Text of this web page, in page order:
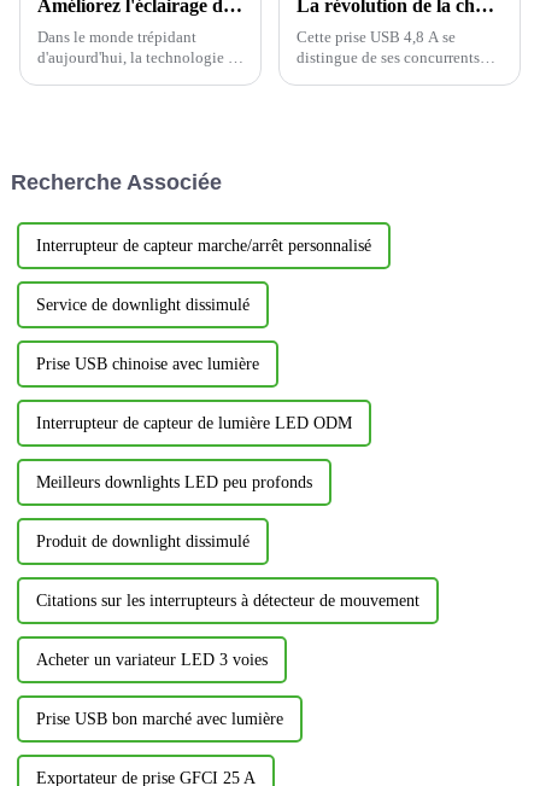
Améliorez l'éclairage de votre maison avec des interrupteurs intelligents
Dans le monde trépidant
d'aujourd'hui, la technologie a
fonctionnalités inégalées.
La révolution de la charge rapide multiport, qui remodèle la nouvelle écologie de la connexion électrique
Cette prise USB 4,8 A se
distingue de ses concurrents
Recherche Associée
Interrupteur de capteur marche/arrêt personnalisé
Service de downlight dissimulé
Prise USB chinoise avec lumière
Interrupteur de capteur de lumière LED ODM
Meilleurs downlights LED peu profonds
Produit de downlight dissimulé
Citations sur les interrupteurs à détecteur de mouvement
Acheter un variateur LED 3 voies
Prise USB bon marché avec lumière
Exportateur de prise GFCI 25 A